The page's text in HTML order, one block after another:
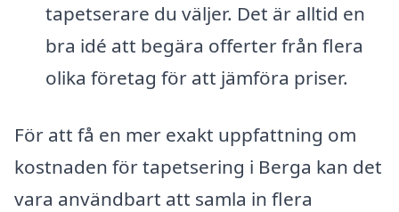
tapetserare du väljer. Det är alltid en
bra idé att begära offerter från flera
olika företag för att jämföra priser.
För att få en mer exakt uppfattning om
kostnaden för tapetsering i Berga kan det
vara användbart att samla in flera